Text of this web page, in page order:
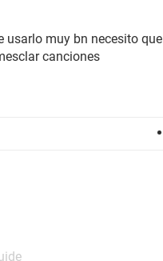
usarlo muy bn necesito que
canciones